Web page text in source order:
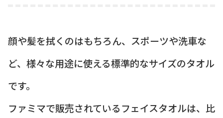
顔や髪を拭くのはもちろん、スポーツや洗車な
ど、様々な用途に使える標準的なサイズのタオル
です。
ファミマで販売されているフェイスタオルは、比